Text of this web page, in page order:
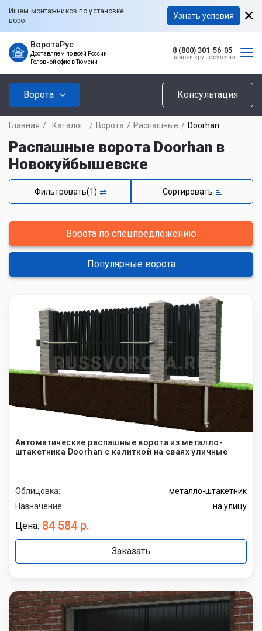
Ищем монтажников по установке
ворот
Узнать условия
ВоротаРус
Доставляем по всей России
Головной офис в Тюмени
8 (800) 301-56-05
заявки круглосуточно
Ворота Консультация
Главная / Каталог / Ворота / Распашные / Doorhan
Распашные ворота Doorhan в
Новокуйбышевске
Фильтровать(1) Сортировать
Ворота по спецпредложению
Популярные ворота
Автоматические распашные ворота из металло-
штакетника Doorhan с калиткой на сваях уличные
Облицовка:
металло-штакетник
Назначение:
на улицу
Цена: 84 584 р.
Заказать